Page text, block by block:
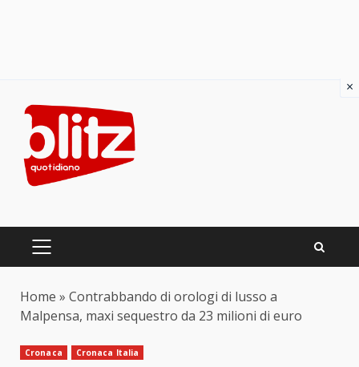
content
PRIMARY
Home » Contrabbando di orologi di lusso a
Malpensa, maxi sequestro da 23 milioni di euro
Cronaca Cronaca Italia
×